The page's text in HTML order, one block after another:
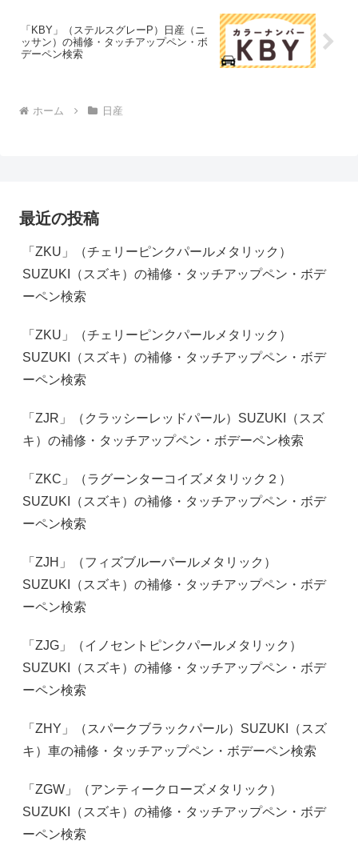
「KBY」（ステルスグレーP）日産（ニ
ッサン）の補修・タッチアップペン・ボ
デーペン検索
ホーム 日産
最近の投稿
「ZKU」（チェリーピンクパールメタリック）
SUZUKI（スズキ）の補修・タッチアップペン・ボデ
ーペン検索
「ZKU」（チェリーピンクパールメタリック）
SUZUKI（スズキ）の補修・タッチアップペン・ボデ
ーペン検索
「ZJR」（クラッシーレッドパール）SUZUKI（スズ
キ）の補修・タッチアップペン・ボデーペン検索
「ZKC」（ラグーンターコイズメタリック２）
SUZUKI（スズキ）の補修・タッチアップペン・ボデ
ーペン検索
「ZJH」（フィズブルーパールメタリック）
SUZUKI（スズキ）の補修・タッチアップペン・ボデ
ーペン検索
「ZJG」（イノセントピンクパールメタリック）
SUZUKI（スズキ）の補修・タッチアップペン・ボデ
ーペン検索
「ZHY」（スパークブラックパール）SUZUKI（スズ
キ）車の補修・タッチアップペン・ボデーペン検索
「ZGW」（アンティークローズメタリック）
SUZUKI（スズキ）の補修・タッチアップペン・ボデ
ーペン検索